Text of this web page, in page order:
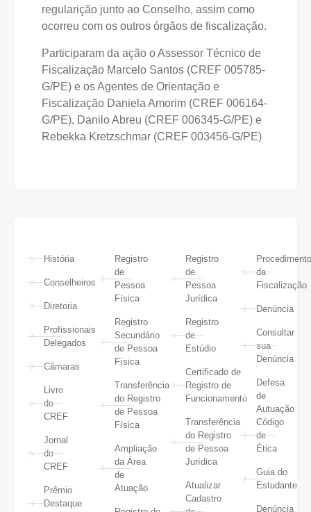
regularição junto ao Conselho, assim como
ocorreu com os outros órgãos de fiscalização.
Participaram da ação o Assessor Técnico de
Fiscalização Marcelo Santos (CREF 005785-
G/PE) e os Agentes de Orientação e
Fiscalização Daniela Amorim (CREF 006164-
G/PE), Danilo Abreu (CREF 006345-G/PE) e
Rebekka Kretzschmar (CREF 003456-G/PE)
História
Conselheiros
Diretoria
Profissionais
Delegados
Câmaras
Livro
do
CREF
Jornal
do
CREF
Prêmio
Destaque
Registro
de
Pessoa
Física
Registro
Secundário
de Pessoa
Física
Transferência
do Registro
de Pessoa
Física
Ampliação
da Área
de
Atuação
Registro
de
Pessoa
Jurídica
Registro
de
Estúdio
Certificado de
Registro de
Funcionamento
Transferência
do Registro
de Pessoa
Jurídica
Atualizar
Cadastro
da
Fiscalização
Denúncia
Consultar
sua
Denúncia
Defesa
de
Autuação
Código
de
Ética
Guia do
Estudante
Denúncia